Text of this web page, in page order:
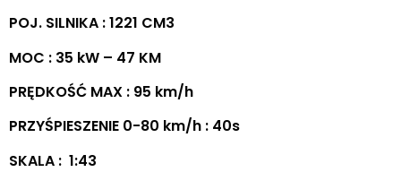
POJ. SILNIKA : 1221 CM3
MOC : 35 kW – 47 KM
PRĘDKOŚĆ MAX : 95 km/h
PRZYŚPIESZENIE 0-80 km/h : 40s
SKALA : 1:43